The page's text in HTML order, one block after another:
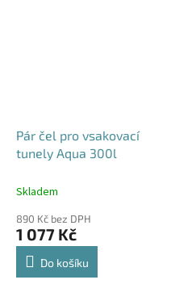
Pár čel pro vsakovací
tunely Aqua 300l
Skladem
890 Kč bez DPH
1 077 Kč
Do košíku